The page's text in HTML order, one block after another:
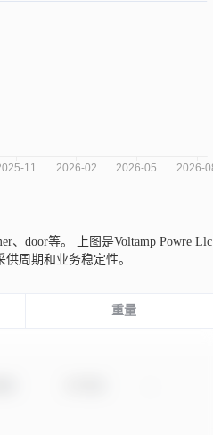
、door等。
上图是Voltamp Powre Llc
周期和业务稳定性。
重量